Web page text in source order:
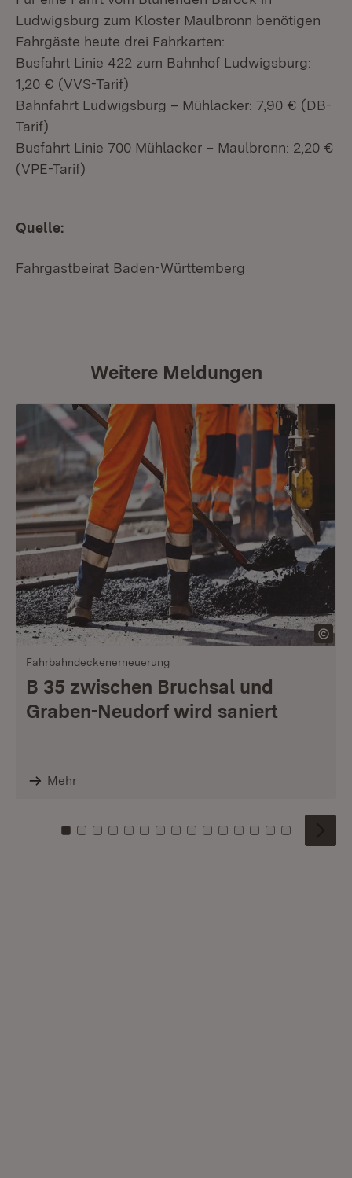
Ludwigsburg zum Kloster Maulbronn benötigen
Fahrgäste heute drei Fahrkarten:
Busfahrt Linie 422 zum Bahnhof Ludwigsburg:
1,20 € (VVS-Tarif)
Bahnfahrt Ludwigsburg – Mühlacker: 7,90 € (DB-
Tarif)
Busfahrt Linie 700 Mühlacker – Maulbronn: 2,20 €
(VPE-Tarif)
Quelle:
Fahrgastbeirat Baden-Württemberg
Weitere Meldungen
Fahrbahndeckenerneuerung
B 35 zwischen Bruchsal und
Graben-Neudorf wird saniert
Mehr
Zu Kachel: 0
Zu Kachel: 1
Zu Kachel: 2
Zu Kachel: 3
Zu Kachel: 4
Zu Kachel: 5
Zu Kachel: 6
Zu Kachel: 7
Zu Kachel: 8
Zu Kachel: 9
Zu Kachel: 10
Zu Kachel: 11
Zu Kachel: 12
Zu Kachel:
Zu